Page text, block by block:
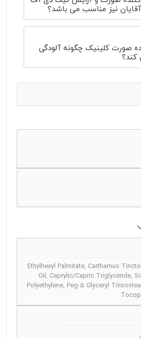
نیز مناسب می باشد؟
صورت کلینیک چگونه آلودگی
کند؟
Ethylhexyl Palmitate, Carthamus
Oil, Caprylic/Capric Triglyceride,
Polyethylene, Peg-5 Glyceryl